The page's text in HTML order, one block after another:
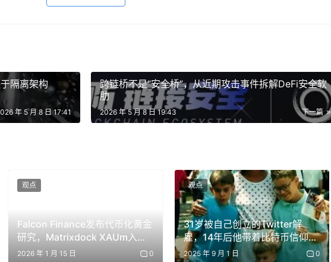
合条件地区用户上线 263 只代币化美股资产，涵盖 Apple、NVIDIA、Tesla
行链上交易，无需单独钱包或跨链操作。OKX 还新增 Costco、Eli Lilly、
等股票永续合约，并计划后续推出 OpenAI、Anthropic、SpaceX 等未
商开始卖币，边界模糊的速度比想象中快多了。
完成首笔跨境美债转移
成首笔跨境美国国债转移，标志着传统金融机构在区块链跨境支付和资产结
隔离架构
年 5 月 8 日 17:41
跨链桥不是“安全桥”，从近期攻击事件拆解DeFi安全软
肋
下一篇
2026 年 5 月 8 日 19:43
Falcon Finance发布代币化黄金
研究，Matrixdock XAUm入选
五大黄金代币项目
2026 年 1 月 15 日 0
观点
31岁被自己创立的Twitter解
雇，14年后他带着比特币信仰再
造万亿帝国
2025 年 9 月 1 日 0
观点